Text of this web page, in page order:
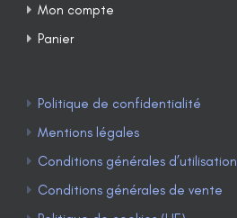
Mon compte
Panier
Politique de confidentialité
Mentions légales
Conditions générales d’utilisation
Conditions générales de vente